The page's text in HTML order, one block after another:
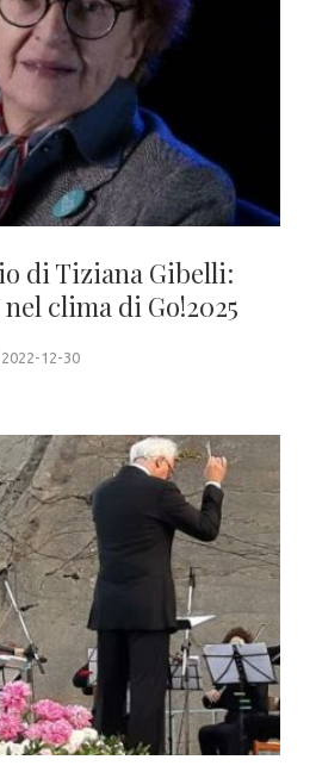
di Tiziana Gibelli:
clima di Go!2025
2022-12-30